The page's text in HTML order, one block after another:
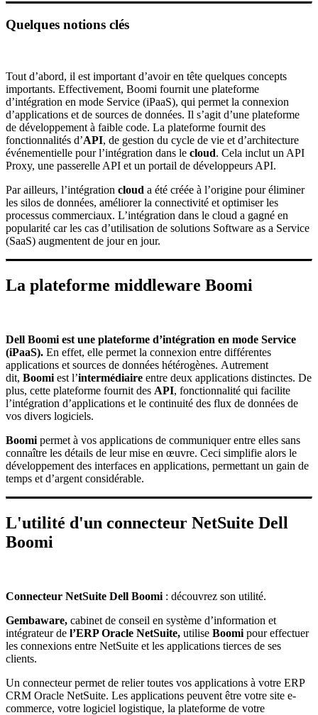
Quelques notions clés
Tout d’abord, il est important d’avoir en tête quelques concepts
importants. Effectivement, Boomi fournit une plateforme
d’intégration en mode Service (iPaaS), qui permet la connexion
d’applications et de sources de données. Il s’agit d’une plateforme
de développement à faible code. La plateforme fournit des
fonctionnalités d’API, de gestion du cycle de vie et d’architecture
événementielle pour l’intégration dans le cloud. Cela inclut un API
Proxy, une passerelle API et un portail de développeurs API.
Par ailleurs, l’intégration cloud a été créée à l’origine pour éliminer
les silos de données, améliorer la connectivité et optimiser les
processus commerciaux. L’intégration dans le cloud a gagné en
popularité car les cas d’utilisation de solutions Software as a Service
(SaaS) augmentent de jour en jour.
La plateforme middleware Boomi
Dell Boomi est une plateforme d’intégration en mode Service
(iPaaS). En effet, elle permet la connexion entre différentes
applications et sources de données hétérogènes. Autrement
dit, Boomi est l’intermédiaire entre deux applications distinctes. De
plus, cette plateforme fournit des API, fonctionnalité qui facilite
l’intégration d’applications et le continuité des flux de données de
vos divers logiciels.
Boomi permet à vos applications de communiquer entre elles sans
connaître les détails de leur mise en œuvre. Ceci simplifie alors le
développement des interfaces en applications, permettant un gain de
temps et d’argent considérable.
L'utilité d'un connecteur NetSuite Dell
Boomi
Connecteur NetSuite Dell Boomi : découvrez son utilité.
Gembaware, cabinet de conseil en système d’information et
intégrateur de l’ERP Oracle NetSuite, utilise Boomi pour effectuer
les connexions entre NetSuite et les applications tierces de ses
clients.
Un connecteur permet de relier toutes vos applications à votre ERP
CRM Oracle NetSuite. Les applications peuvent être votre site e-
commerce, votre logiciel logistique, la plateforme de votre